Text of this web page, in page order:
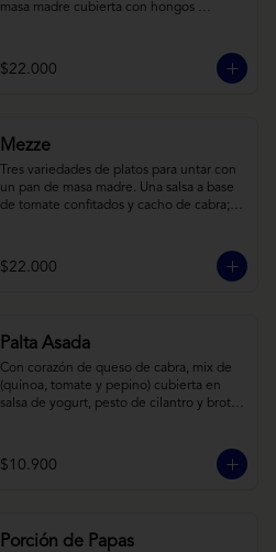
masa madre cubierta con hongos
frescas y pequeños toques de
chimichurri.
$22.000
Mezze
Tres variedades de platos para untar con
un pan de masa madre. Una salsa a base
de tomate confitados y cacho de cabra;
cebollas horneadas largamente, con
toques de aceite asiático sobre cama de
$22.000
Palta Asada
Con corazón de queso de cabra, mix de
(quínoa, tomate y pepino) cubierta en
salsa de yogurt, pesto de cilantro y brotes
$10.900
Porción de Papas